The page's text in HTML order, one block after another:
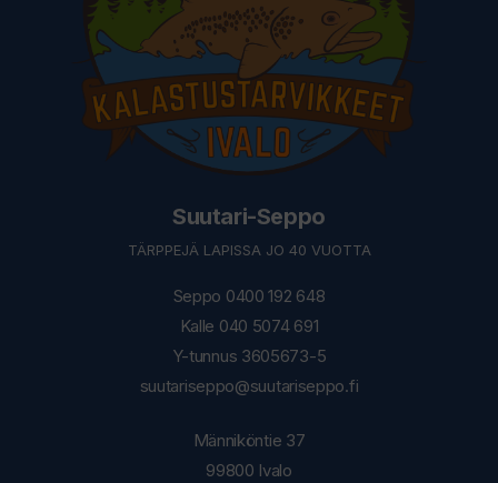
Suutari-Seppo
TÄRPPEJÄ LAPISSA JO 40 VUOTTA
Seppo 0400 192 648
Kalle 040 5074 691
Y-tunnus 3605673-5
suutariseppo@suutariseppo.fi
Männiköntie 37
99800 Ivalo